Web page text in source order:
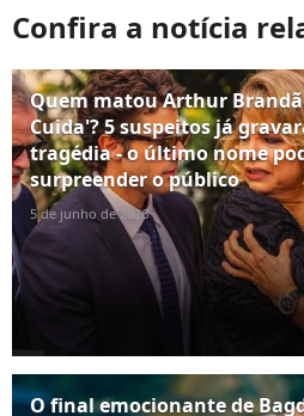
Confira a notícia
Quem matou Arthur
Cuida'? 5 suspeitos já
tragédia - o último nome
surpreender o público
5 de junho de 2026
O final emocionante de